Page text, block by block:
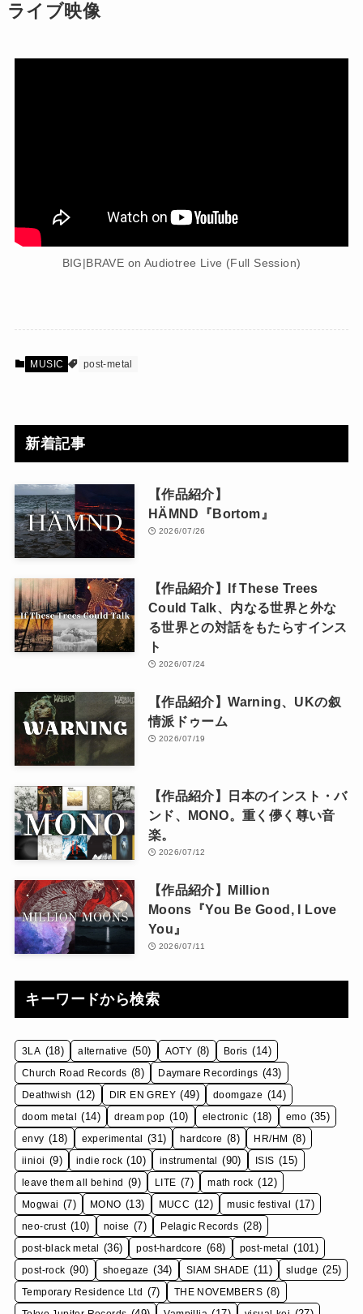
ライブ映像
BIG|BRAVE on Audiotree Live (Full Session)
MUSIC post-metal
新着記事
【作品紹介】
HÄMND『Bortom』
2026/07/26
【作品紹介】If These Trees
Could Talk、内なる世界と外な
る世界との対話をもたらすインス
ト
2026/07/24
【作品紹介】Warning、UKの叙
情派ドゥーム
2026/07/19
【作品紹介】日本のインスト・バ
ンド、MONO。重く儚く尊い音
楽。
2026/07/12
【作品紹介】Million
Moons『You Be Good, I Love
You』
2026/07/11
キーワードから検索
3LA (18) alternative (50) AOTY (8) Boris (14)
Church Road Records (8) Daymare Recordings (43)
Deathwish (12) DIR EN GREY (49) doomgaze (14)
doom metal (14) dream pop (10) electronic (18) emo (35)
envy (18) experimental (31) hardcore (8) HR/HM (8)
iinioi (9) indie rock (10) instrumental (90) ISIS (15)
leave them all behind (9) LITE (7) math rock (12)
Mogwai (7) MONO (13) MUCC (12) music festival (17)
neo-crust (10) noise (7) Pelagic Records (28)
post-black metal (36) post-hardcore (68) post-metal (101)
post-rock (90) shoegaze (34) SIAM SHADE (11) sludge (25)
Temporary Residence Ltd (7) THE NOVEMBERS (8)